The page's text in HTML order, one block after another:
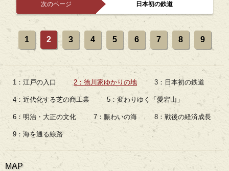
次のページ 日本初の鉄道
1 2 3 4 5 6 7 8 9
1：江戸の入口 2：徳川家ゆかりの地 3：日本初の鉄道
4：近代化する芝の商工業 5：変わりゆく「愛宕山」
6：明治・大正の文化 7：賑わいの海 8：戦後の経済成長
9：海を通る線路
MAP